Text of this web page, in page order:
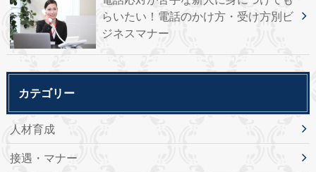
らいたい！電話のかけ方・受け方別ビ
ジネスマナー
カテゴリー
人材育成
接遇・マナー